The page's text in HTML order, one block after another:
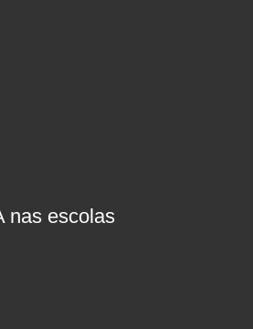
nas escolas